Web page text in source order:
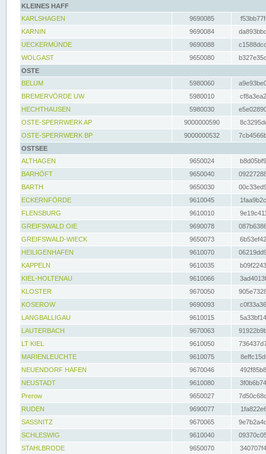
KLEINES HAFF
KARLSHAGEN
9690085
KARNIN
9690084
UECKERMÜNDE
9690088
WOLGAST
9650080
OSTE
BELUM
5980060
BREMERVÖRDE UW
5980010
HECHTHAUSEN
5980030
OSTE-SPERRWERK AP
9000000590
OSTE-SPERRWERK BP
9000000532
OSTSEE
ALTHAGEN
9650024
BARHÖFT
9650040
BARTH
9650030
ECKERNFÖRDE
9610045
FLENSBURG
9610010
GREIFSWALD OIE
9690078
GREIFSWALD-WIECK
9650073
HEILIGENHAFEN
9610070
KAPPELN
9610035
KIEL-HOLTENAU
9610066
KLOSTER
9670050
KOSEROW
9690093
LANGBALLIGAU
9610015
LAUTERBACH
9670063
LT KIEL
9610050
MARIENLEUCHTE
9610075
NEUENDORF HAFEN
9670046
NEUSTADT
9610080
Prerow
9650027
RUDEN
9690077
SASSNITZ
9670065
SCHLESWIG
9610040
STAHLBRODE
9650070